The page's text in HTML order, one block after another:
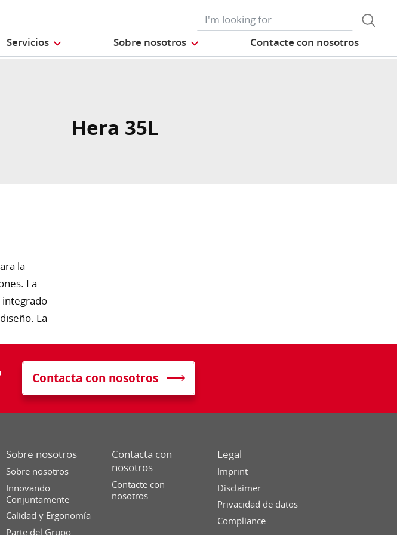
Servicios Sobre nosotros Contacte con nosotros
Hera 35L
la
La
integrado
La
Contacta con nosotros
Sobre nosotros
Sobre nosotros
Innovando
Conjuntamente
Calidad y Ergonomía
Parte del Grupo
Contacta con
nosotros
Contacte con
nosotros
Legal
Imprint
Disclaimer
Privacidad de datos
Compliance